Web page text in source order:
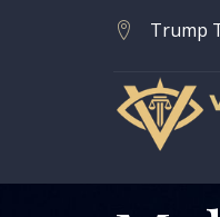
Trump